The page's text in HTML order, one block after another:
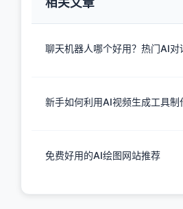
聊天机器人哪个好用？热门AI对
新手如何利用AI视频生成工具制
免费好用的AI绘图网站推荐